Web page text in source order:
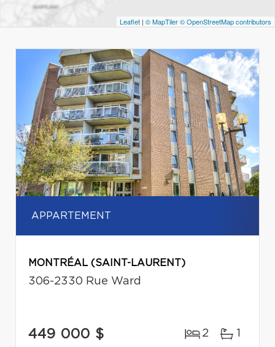
Leaflet | © MapTiler© OpenStreetMap contributors
APPARTEMENT
MONTRÉAL (SAINT-LAURENT)
306-2330 Rue Ward
449 000 $ 2 1